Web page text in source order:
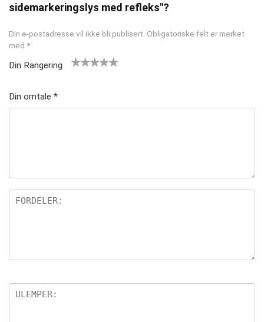
sidemarkeringslys med refleks"?
Din e-postadresse vil ikke bli publisert. Obligatoriske felt er merket
med *
Din Rangering
5
stjer
er
Din omtale *